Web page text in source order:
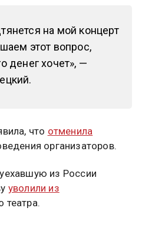
на мой концерт
этот вопрос,
денег хочет», —
что отменила
организаторов.
из России
уволили из
театра.